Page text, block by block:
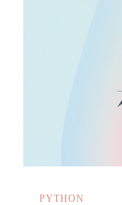
PYTHON